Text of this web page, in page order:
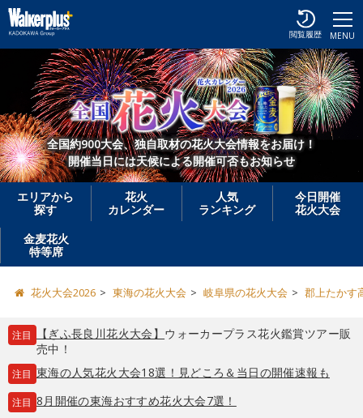
MENU
閲覧履歴
全国約900大会、独自取材の花火大会情報をお届け！
開催当日には天候による開催可否もお知らせ
エリアから
探す
花火
カレンダー
人気
ランキング
今日開催
花火大会
金麦花火
特等席
花火大会2026 東海の花火大会 岐阜県の花火大会 郡上たかす
注目 【ぎふ長良川花火大会】 ウォーカープラス花火鑑賞ツアー販
売中！
注目 東海の人気花火大会18選！見どころ＆当日の開催速報も
注目 8月開催の東海おすすめ花火大会7選！